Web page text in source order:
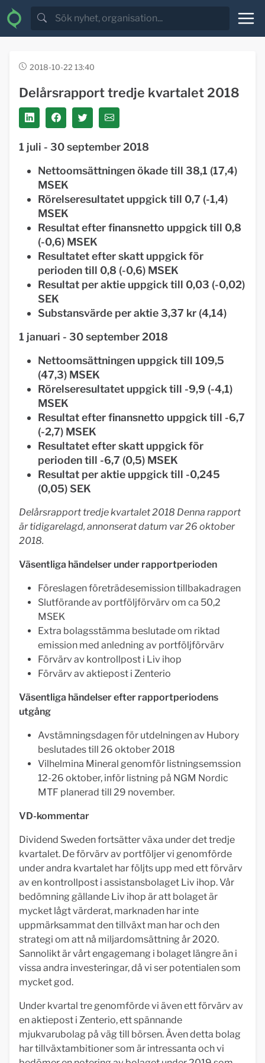
2018-10-22 13:40
Delårsrapport tredje kvartalet 2018
1 juli - 30 september 2018
Nettoomsättningen ökade till 38,1 (17,4)
MSEK
Rörelseresultatet uppgick till 0,7 (-1,4)
MSEK
Resultat efter finansnetto uppgick till 0,8
(-0,6) MSEK
Resultatet efter skatt uppgick för
perioden till 0,8 (-0,6) MSEK
Resultat per aktie uppgick till 0,03 (-0,02)
SEK
Substansvärde per aktie 3,37 kr (4,14)
1 januari - 30 september 2018
Nettoomsättningen uppgick till 109,5
(47,3) MSEK
Rörelseresultatet uppgick till -9,9 (-4,1)
MSEK
Resultat efter finansnetto uppgick till -6,7
(-2,7) MSEK
Resultatet efter skatt uppgick för
perioden till -6,7 (0,5) MSEK
Resultat per aktie uppgick till -0,245
(0,05) SEK
Delårsrapport tredje kvartalet 2018 Denna rapport
är tidigarelagd, annonserat datum var 26 oktober
2018.
Väsentliga händelser under rapportperioden
Föreslagen företrädesemission tillbakadragen
Slutförande av portföljförvärv om ca 50,2
MSEK
Extra bolagsstämma beslutade om riktad
emission med anledning av portföljförvärv
Förvärv av kontrollpost i Liv ihop
Förvärv av aktiepost i Zenterio
Väsentliga händelser efter rapportperiodens
utgång
Avstämningsdagen för utdelningen av Hubory
beslutades till 26 oktober 2018
Vilhelmina Mineral genomför listningsemssion
12-26 oktober, inför listning på NGM Nordic
MTF planerad till 29 november.
VD-kommentar
Dividend Sweden fortsätter växa under det tredje
kvartalet. De förvärv av portföljer vi genomförde
under andra kvartalet har följts upp med ett förvärv
av en kontrollpost i assistansbolaget Liv ihop. Vår
bedömning gällande Liv ihop är att bolaget är
mycket lågt värderat, marknaden har inte
uppmärksammat den tillväxt man har och den
strategi om att nå miljardomsättning år 2020.
Sannolikt är vårt engagemang i bolaget längre än i
vissa andra investeringar, då vi ser potentialen som
mycket god.
Under kvartal tre genomförde vi även ett förvärv av
en aktiepost i Zenterio, ett spännande
mjukvarubolag på väg till börsen. Även detta bolag
har tillväxtambitioner som är intressanta och vi